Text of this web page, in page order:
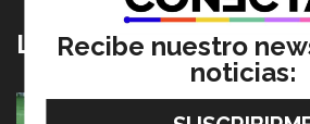
Lo más nuevo
México va por pase olímpico
en Alemania
Recibe nuestro
noticias: